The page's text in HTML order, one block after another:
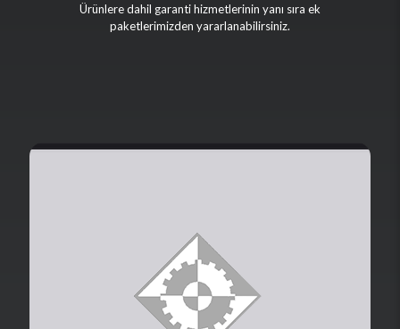
Ürünlere dahil garanti hizmetlerinin yanı sıra ek
paketlerimizden yararlanabilirsiniz.